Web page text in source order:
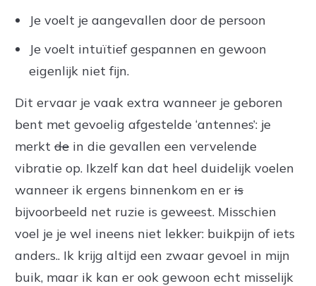
Je voelt je aangevallen door de persoon
Je voelt intuïtief gespannen en gewoon
eigenlijk niet fijn.
Dit ervaar je vaak extra wanneer je geboren
bent met gevoelig afgestelde ‘antennes’: je
merkt de in die gevallen een vervelende
vibratie op. Ikzelf kan dat heel duidelijk voelen
wanneer ik ergens binnenkom en er is
bijvoorbeeld net ruzie is geweest. Misschien
voel je je wel ineens niet lekker: buikpijn of iets
anders.. Ik krijg altijd een zwaar gevoel in mijn
buik, maar ik kan er ook gewoon echt misselijk